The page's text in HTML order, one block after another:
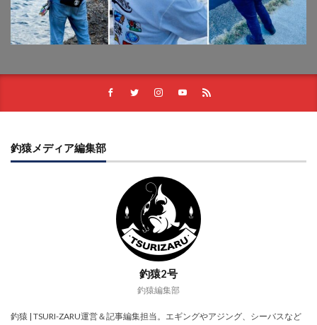
釣猿メディア編集部
釣猿2号
釣猿編集部
釣猿 | TSURI-ZARU運営＆記事編集担当。エギングやアジング、シーバスなど